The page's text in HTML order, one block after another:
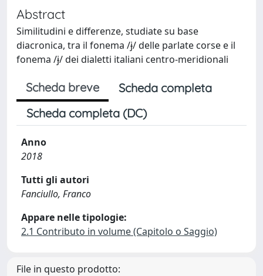
Abstract
Similitudini e differenze, studiate su base
diacronica, tra il fonema /ɉ/ delle parlate corse e il
fonema /ɉ/ dei dialetti italiani centro-meridionali
Scheda breve
Scheda completa
Scheda completa (DC)
Anno
2018
Tutti gli autori
Fanciullo, Franco
Appare nelle tipologie:
2.1 Contributo in volume (Capitolo o Saggio)
File in questo prodotto: